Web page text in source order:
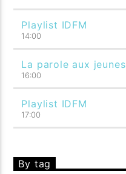
Playlist IDFM
14:00
La parole aux jeunes
16:00
Playlist IDFM
17:00
By tag